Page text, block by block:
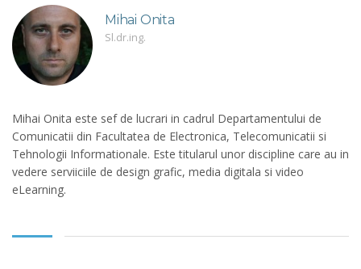
Mihai Onita
Sl.dr.ing.
Mihai Onita este sef de lucrari in cadrul Departamentului de
Comunicatii din Facultatea de Electronica, Telecomunicatii si
Tehnologii Informationale. Este titularul unor discipline care au in
vedere serviiciile de design grafic, media digitala si video
eLearning.